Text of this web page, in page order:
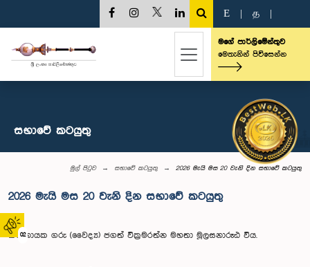
02
E த
මගේ පාර්ලිමේන්තුව
මෙතැනින් පිවිසෙන්න
සභාවේ කටයුතු
මුල් පිටුව සභාවේ කටයුතු 2026 මැයි මස 20 වැනි දින සභාවේ කටයුතු
2026 මැයි මස 20 වැනි දින සභාවේ කටයුතු
කථානායක ගරු (වෛද්‍ය) ජගත් වික්‍රමරත්න මහතා මූලසනාරූඪ විය.